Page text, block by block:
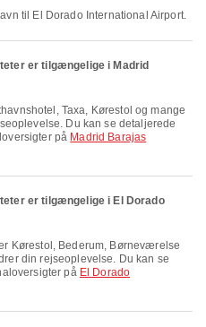
til El Dorado International Airport.
er tilgængelige i Madrid
Du kan se detaljerede
på Madrid Barajas
er tilgængelige i El Dorado
din rejseoplevelse. Du kan se
på El Dorado